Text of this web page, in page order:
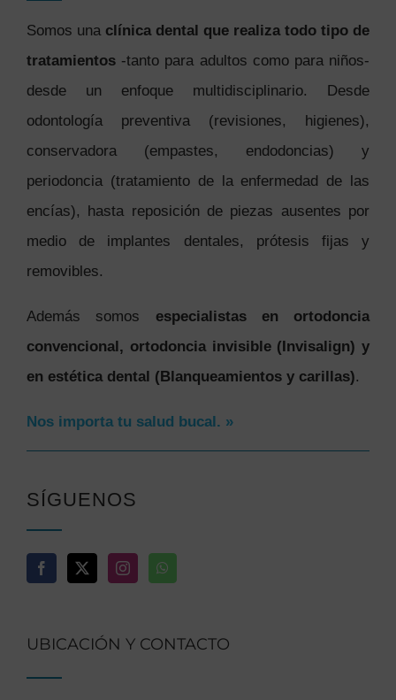
Somos una clínica dental que realiza todo tipo de
tratamientos -tanto para adultos como para niños-
desde un enfoque multidisciplinario. Desde
odontología preventiva (revisiones, higienes),
conservadora (empastes, endodoncias) y
periodoncia (tratamiento de la enfermedad de las
encías), hasta reposición de piezas ausentes por
medio de implantes dentales, prótesis fijas y
removibles.
Además somos especialistas en ortodoncia
convencional, ortodoncia invisible (Invisalign) y
en estética dental (Blanqueamientos y carillas).
Nos importa tu salud bucal. »
SÍGUENOS
UBICACIÓN Y CONTACTO